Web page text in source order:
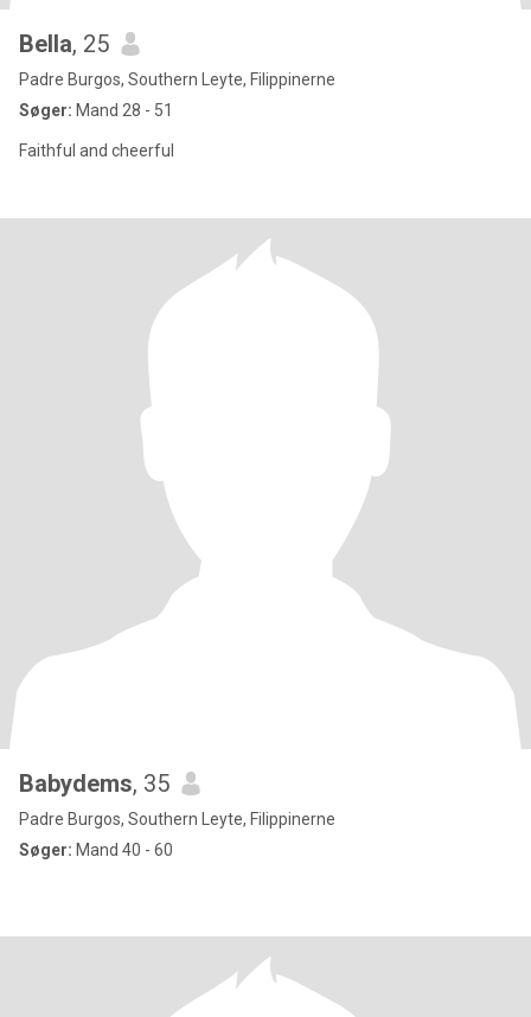
Bella, 25
Padre Burgos, Southern Leyte, Filippinerne
Søger: Mand 28 - 51
Faithful and cheerful
Babydems, 35
Padre Burgos, Southern Leyte, Filippinerne
Søger: Mand 40 - 60